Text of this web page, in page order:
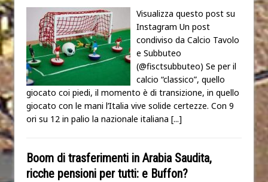
Visualizza questo post su
Instagram Un post
condiviso da Calcio Tavolo
e Subbuteo
(@fisctsubbuteo) Se per il
calcio “classico”, quello
giocato coi piedi, il momento è di transizione, in quello
giocato con le mani l’Italia vive solide certezze. Con 9
ori su 12 in palio la nazionale italiana [...]
Boom di trasferimenti in Arabia Saudita,
ricche pensioni per tutti: e Buffon?